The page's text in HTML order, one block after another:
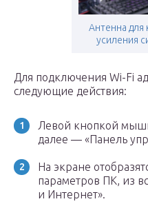
Антенна для
усиления
Для подключения Wi-Fi
следующие действия:
Левой кнопкой
далее — «Панель
На экране
параметров ПК, из
и Интернет».